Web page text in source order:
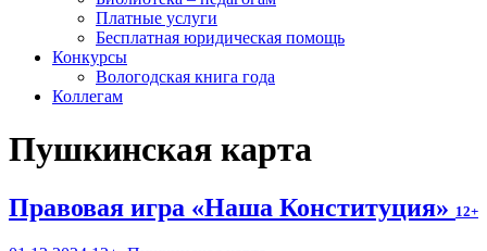
Платные услуги
Бесплатная юридическая помощь
Конкурсы
Вологодская книга года
Коллегам
Пушкинская карта
Правовая игра «Наша Конституция» 12+